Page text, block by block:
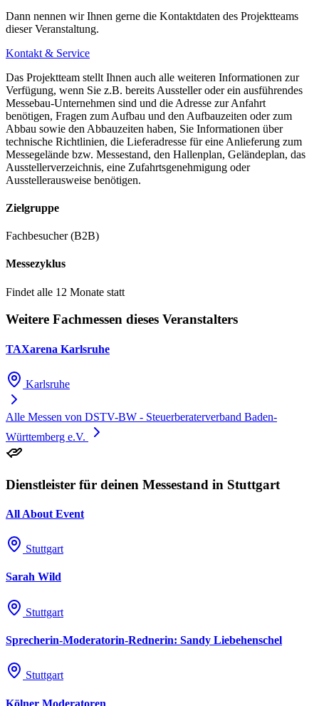
Dann nennen wir Ihnen gerne die Kontaktdaten des Projektteams
dieser Veranstaltung.
Kontakt & Service
Das Projektteam stellt Ihnen auch alle weiteren Informationen zur
Verfügung, wenn Sie z.B. bereits Aussteller oder ein ausführendes
Messebau-Unternehmen sind und die Adresse zur Anfahrt
benötigen, Fragen zum Aufbau und den Aufbauzeiten oder zum
Abbau sowie den Abbauzeiten haben, Sie Informationen über
technische Richtlinien, die Lieferadresse für eine Anlieferung zum
Messegelände bzw. Messestand, den Hallenplan, Geländeplan, das
Ausstellerverzeichnis, eine Zufahrtsgenehmigung oder
Ausstellerausweise benötigen.
Zielgruppe
Fachbesucher (B2B)
Messezyklus
Findet alle 12 Monate statt
Weitere Fachmessen dieses Veranstalters
TAXarena Karlsruhe
Karlsruhe
Alle Messen von DSTV-BW - Steuerberaterverband Baden-
Württemberg e.V.
Dienstleister für deinen Messestand in Stuttgart
All About Event
Stuttgart
Sarah Wild
Stuttgart
Sprecherin-Moderatorin-Rednerin: Sandy Liebehenschel
Stuttgart
Kölner Moderatoren